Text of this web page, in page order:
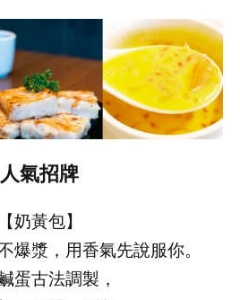
人氣招牌
【奶黃包】
爆漿，用香氣先說服你。
蛋古法調製，